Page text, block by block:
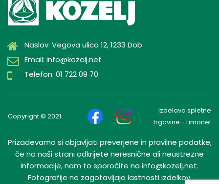
Naslov: Vegova ulica 12, 1233 Dob
Email: info@kozelj.net
Telefon: 01 722 09 70
Copyright © 2021
Izdelava spletne
trgovine - Limonet
Prizadevamo si objavljati preverjene in pravilne podatke;
če na naši strani odkrijete neresnične ali neustrezne
informacije, nam to sporočite na info@kozelj.net.
Fotografije ne zagotavljajo lastnosti izdelkov.